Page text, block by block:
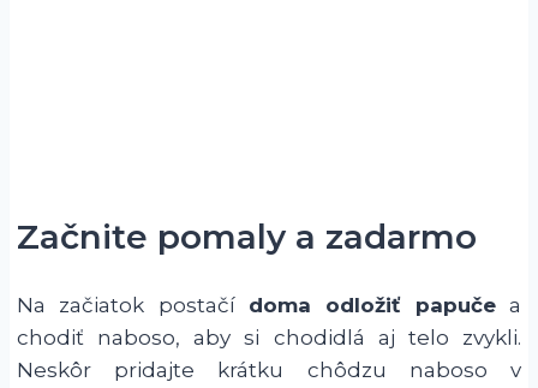
Začnite pomaly a zadarmo
Na začiatok postačí doma odložiť papučea
chodiť naboso, aby si chodidlá aj telo zvykli.
Neskôr pridajte krátku chôdzu naboso v